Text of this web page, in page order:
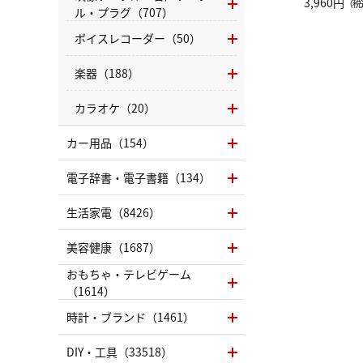
（
ル・プラグ（707）
ボイスレコーダー（50）
楽器（188）
カラオケ（20）
カー用品（154）
電子辞書・電子書籍（134）
生活家電（8426）
美容健康（1687）
おもちゃ・テレビゲーム
（1614）
時計・ブランド（1461）
DIY・工具（33518）